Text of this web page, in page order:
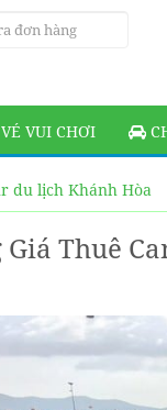
VÉ VUI CHƠI
du lịch Khánh Hòa
Giá Thuê